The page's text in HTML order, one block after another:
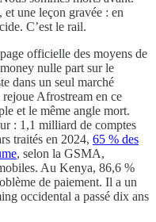
une leçon gravée : en
C’est le rail.
officielle des moyens de
nulle part sur le
dans un seul marché
Afrostream en ce
et le même angle mort.
: 1,1 milliard de comptes
traités en 2024, 65 % des
, selon la GSMA,
Au Kenya, 86,6 %
de paiement. Il a un
occidental a passé dix ans